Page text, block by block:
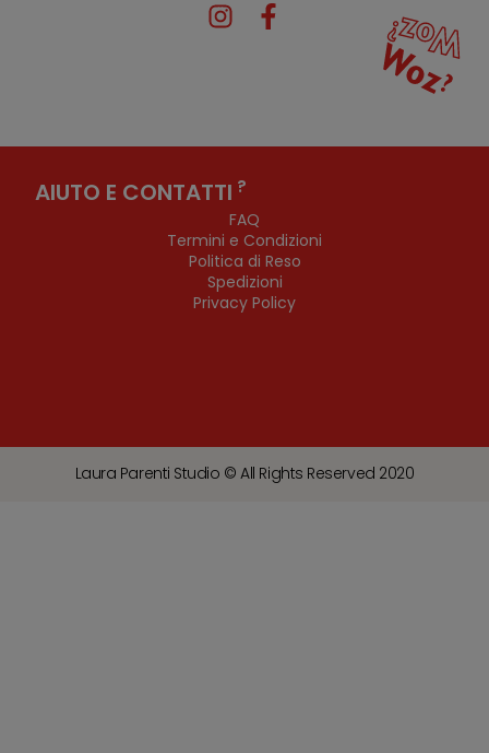
AIUTO E CONTATTI ?
FAQ
Termini e Condizioni
Politica di Reso
Spedizioni
Privacy Policy
Laura Parenti Studio © All Rights Reserved 2020